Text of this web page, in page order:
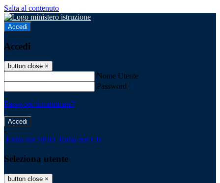
Salta al contenuto
Accedi
Accedi
button close ×
Nome Utente
Password
Password dimenticata?
-
Entra con SPID Entra con CIE
Seleziona utente
button close ×